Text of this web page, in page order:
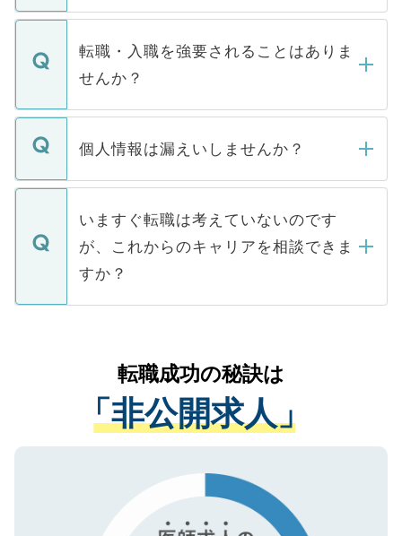
ます。通常、5営業日以内にはご連絡をせて
いただきますので、しばらくお待ちくださ
マイナビDOCTORで取り扱っている求人の
うち約3割は、Webサイトからご覧いただ
けない「非公開求人」です。非公開求人は
下記の理由によって、一般には公開してい
ません。
■応募殺到を避けるため 人気のある医療機
関を公にしてしまうと、応募が殺到する場
に、医療機関が求める条件に合った人材の
みを人材紹介会社に依頼するケースが増え
ています。
転職・入職を強要されることはありま
せんか？
転職・入職を強要することは一切ありませ
ん。また、仮に応募先から内定をいただい
定を承諾する必要はありません。内定先へ
の辞退の連絡はキャリアパートナーが行い
個人情報は漏えいしませんか？
個人情報が漏えいすることはありませんの
で、ご安心ください。当サイトからの登録
などで収集したご登録者様の個人情報は、
ご本人のキャリアアップおよび転職活動の
支援を目的に使用いたします。お預かりし
ているすべての個人データはご本人の許可
は、個人情報の取り扱いについての厳密な
管理基準を満たした事業者のみに付与され
る、プライバシーマークを取得済みです。
で、機密保持に関してもご安心ください。
いますぐ転職は考えていないのです
が、これからのキャリアを相談できま
すか？
かがいして、現在の医療機関の状況や紹介
経験をまじえながら、適切なアドバイスを
させていただきます。すぐにご転職をされ
ない方には、長期的なサポートが可能です
ので、まずはご登録ください。
転職成功の秘訣は
「非公開求人」